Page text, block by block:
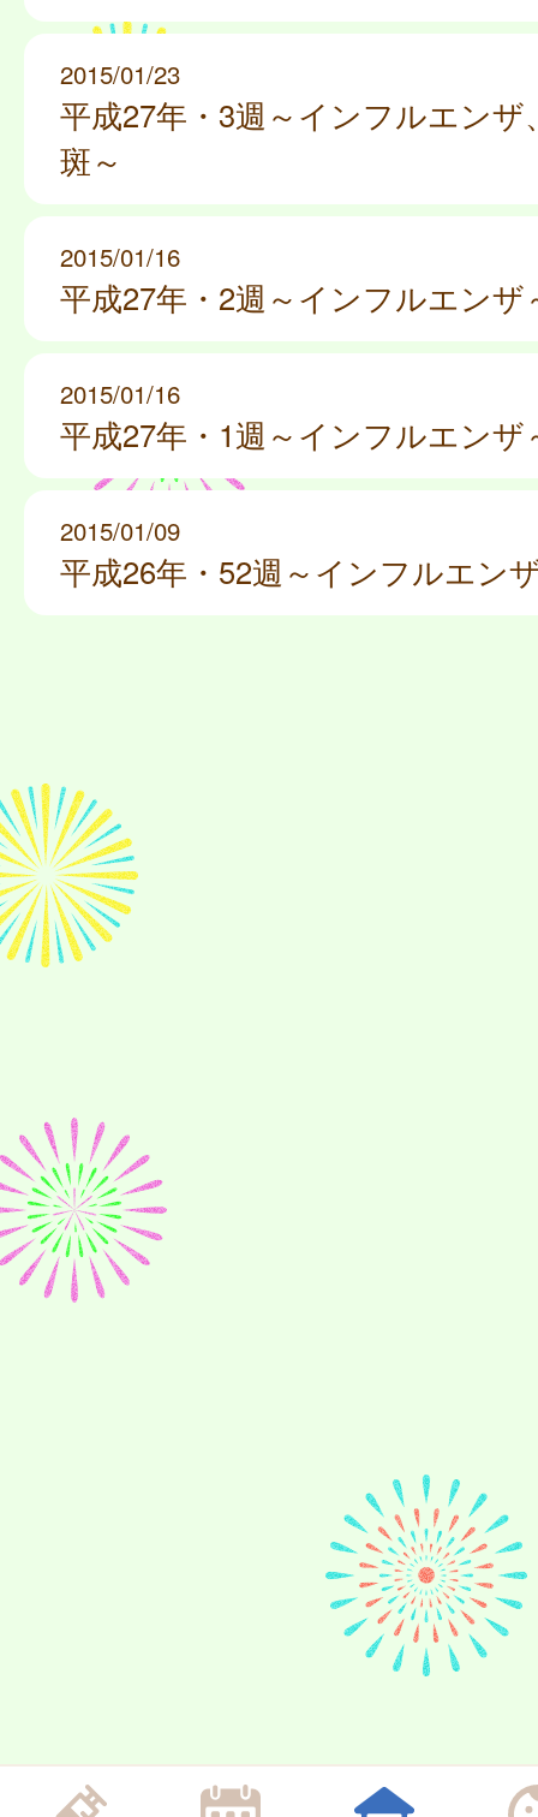
2015/01/23
平成27年・3週～インフルエンザ
斑～
2015/01/16
平成27年・2週～インフルエンザ
2015/01/16
平成27年・1週～インフルエンザ
2015/01/09
平成26年・52週～インフルエン